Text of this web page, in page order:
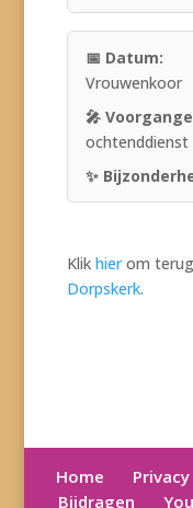
Vrouwenkoor
ochtenddienst
Klik hierom
Dorpskerk.
Home Privacy
Bijdragen